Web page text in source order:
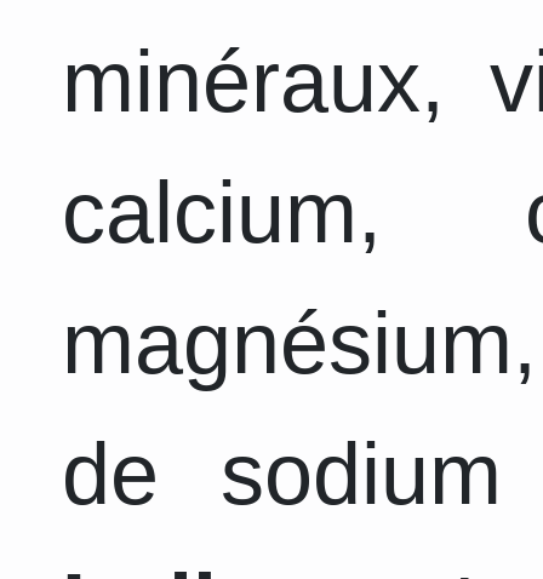
minéraux,
calcium,
de